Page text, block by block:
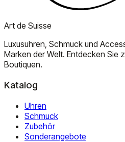
Art de Suisse
Luxusuhren, Schmuck und
Marken der Welt. Entdecken Sie
Boutiquen.
Katalog
Uhren
Schmuck
Zubehör
Sonderangebote